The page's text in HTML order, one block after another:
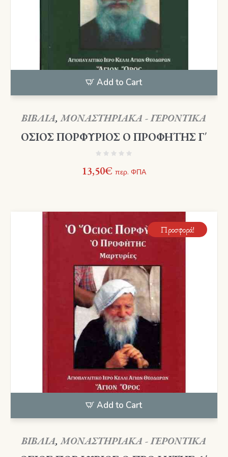
Add to Cart
ΒΙΒΛΙΑ,ΜΟΝΑΣΤΗΡΙΑΚΑ - ΓΕΡΟΝΤΙΚΑ
ΟΣΙΟΣ ΠΟΡΦΥΡΙΟΣ Ο ΠΡΟΦΗΤΗΣ Γ΄
13,50€ περ. ΦΠΑ
Add to Cart
Προσφορά!
ΒΙΒΛΙΑ,ΜΟΝΑΣΤΗΡΙΑΚΑ - ΓΕΡΟΝΤΙΚΑ